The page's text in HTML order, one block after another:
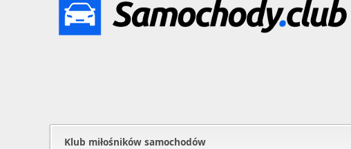
Klub miłośników samochodów